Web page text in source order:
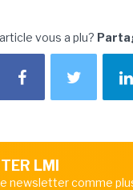
vous a plu?
LMI
newsletter comme